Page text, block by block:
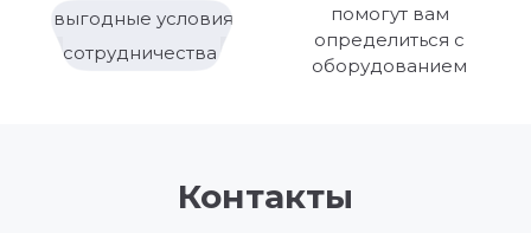
выгодные условия
сотрудничества
помогут вам
определиться с
оборудованием
Контакты